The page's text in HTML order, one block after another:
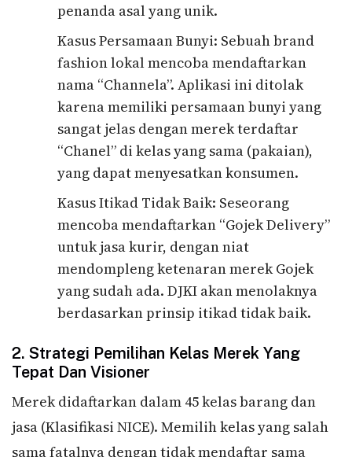
penanda asal yang unik.
Kasus Persamaan Bunyi: Sebuah brand
fashion lokal mencoba mendaftarkan
nama “Channela”. Aplikasi ini ditolak
karena memiliki persamaan bunyi yang
sangat jelas dengan merek terdaftar
“Chanel” di kelas yang sama (pakaian),
yang dapat menyesatkan konsumen.
Kasus Itikad Tidak Baik: Seseorang
mencoba mendaftarkan “Gojek Delivery”
untuk jasa kurir, dengan niat
mendompleng ketenaran merek Gojek
yang sudah ada. DJKI akan menolaknya
berdasarkan prinsip itikad tidak baik.
2. Strategi Pemilihan Kelas Merek Yang
Tepat Dan Visioner
Merek didaftarkan dalam 45 kelas barang dan
jasa (Klasifikasi NICE). Memilih kelas yang salah
sama fatalnya dengan tidak mendaftar sama